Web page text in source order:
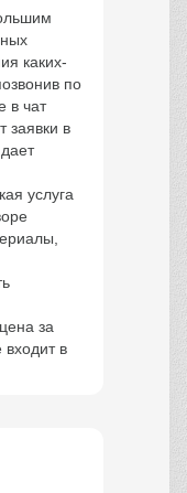
каких-
по
в чат
заявки в
услуга
за
входит в